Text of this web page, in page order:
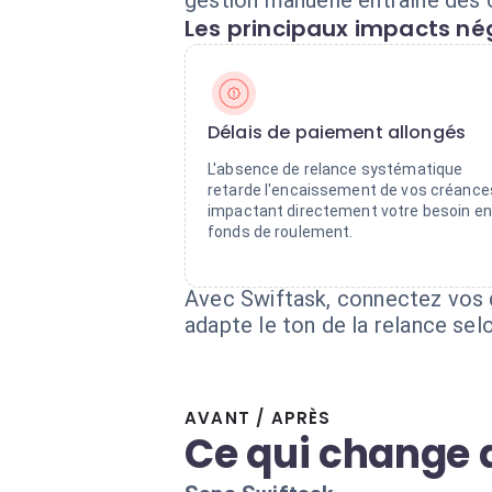
Les principaux impacts
Délais de paiement allongés
L'absence de relance systématique
retarde l'encaissement de vos
impactant directement votre besoin en
fonds de roulement.
Avec Swiftask, connectez vos
adapte le ton de la relance
AVANT / APRÈS
Ce qui change